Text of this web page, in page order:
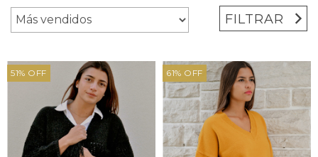
FILTRAR
51% OFF 61% OFF